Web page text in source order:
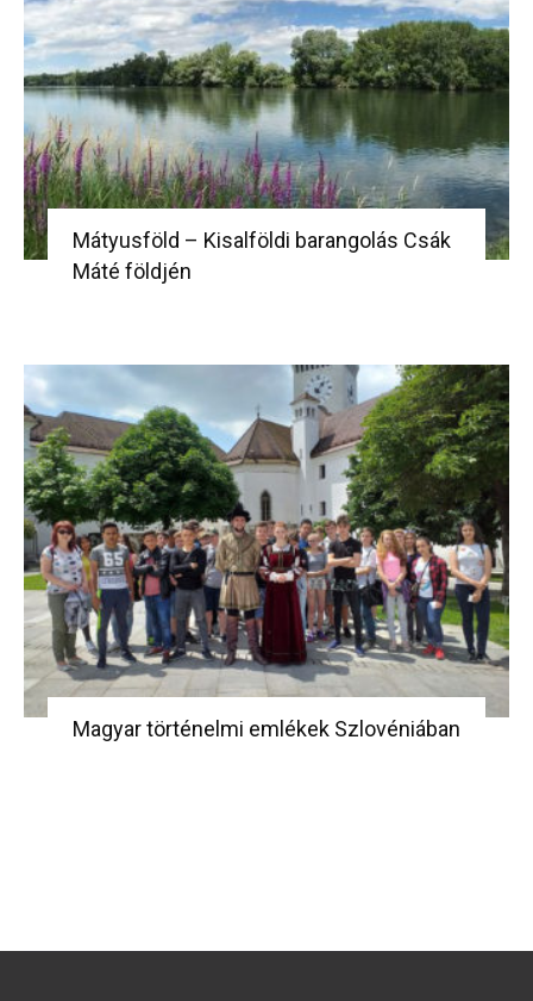
Mátyusföld – Kisalföldi barangolás Csák
Máté földjén
Magyar történelmi emlékek Szlovéniában